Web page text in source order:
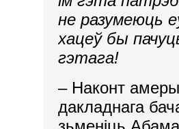
не разумеюць
хацеў бы
гэтага!
– Наконт
дакладнага